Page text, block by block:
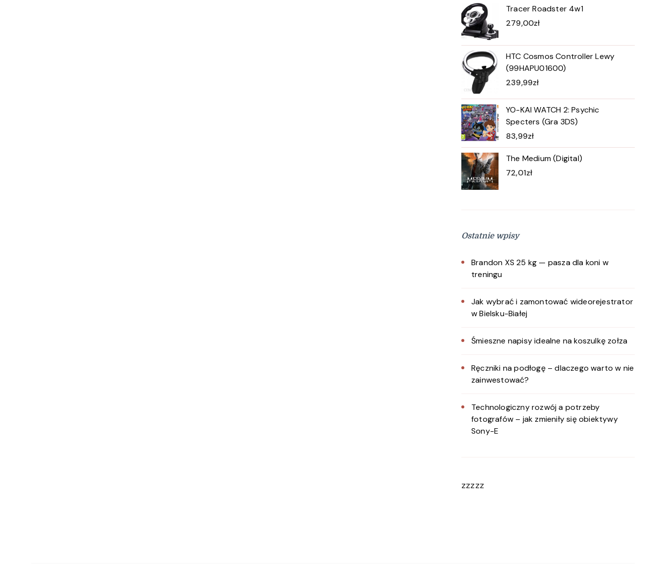
Tracer Roadster 4w1
279,00zł
HTC Cosmos Controller Lewy
(99HAPU01600)
239,99zł
YO-KAI WATCH 2: Psychic
Specters (Gra 3DS)
83,99zł
The Medium (Digital)
72,01zł
Ostatnie wpisy
Brandon XS 25 kg — pasza dla koni w
treningu
Jak wybrać i zamontować wideorejestrator
w Bielsku-Białej
Śmieszne napisy idealne na koszulkę zołza
Ręczniki na podłogę – dlaczego warto w nie
zainwestować?
Technologiczny rozwój a potrzeby
fotografów – jak zmieniły się obiektywy
Sony-E
zzzzz